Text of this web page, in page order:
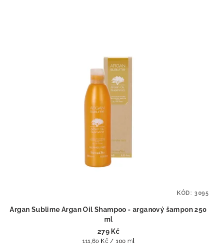
Argan Sublime Argan Oil Shampoo - arganový šampon 250
ml
279 Kč
Měrná
111,60 Kč / 100 ml
KÓD: 3095